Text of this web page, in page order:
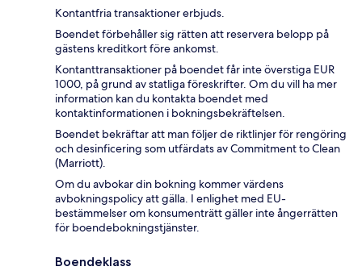
Kontantfria transaktioner erbjuds.
Boendet förbehåller sig rätten att reservera belopp på
gästens kreditkort före ankomst.
Kontanttransaktioner på boendet får inte överstiga EUR
1000, på grund av statliga föreskrifter. Om du vill ha mer
information kan du kontakta boendet med
kontaktinformationen i bokningsbekräftelsen.
Boendet bekräftar att man följer de riktlinjer för rengöring
och desinficering som utfärdats av Commitment to Clean
(Marriott).
Om du avbokar din bokning kommer värdens
avbokningspolicy att gälla. I enlighet med EU-
bestämmelser om konsumenträtt gäller inte ångerrätten
för boendebokningstjänster.
Boendeklass